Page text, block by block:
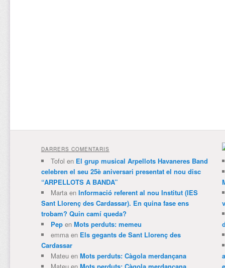
DARRERS COMENTARIS
Tofol en El grup musical Arpellots Havaneres Band
celebren el seu 25è aniversari presentat el nou disc
“ARPELLOTS A BANDA”
Martaen Informació referent al nou Institut (IES
Sant Llorenç des Cardassar). En quina fase ens
trobam? Quin camí queda?
Pepen Mots perduts: memeu
emmaen Els gegants de Sant Llorenç des
Cardassar
Mateuen Mots perduts: Càgola merdançana